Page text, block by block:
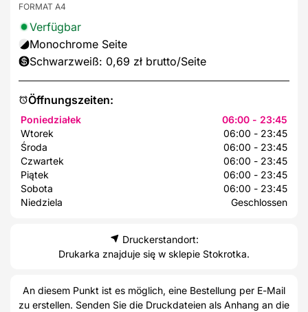
Öffnungszeiten:
Poniedziałek
06:00 - 23:45
Wtorek
06:00 - 23:45
Środa
06:00 - 23:45
Czwartek
06:00 - 23:45
Piątek
06:00 - 23:45
Sobota
06:00 - 23:45
Niedziela
Geschlossen
FORMAT A4
Verfügbar
Monochrome Seite
Schwarzweiß: 0,69 zł brutto/Seite
Druckerstandort:
Drukarka znajduje się w sklepie Stokrotka.
An diesem Punkt ist es möglich, eine Bestellung per E-Mail
zu erstellen. Senden Sie die Druckdateien als Anhang an die